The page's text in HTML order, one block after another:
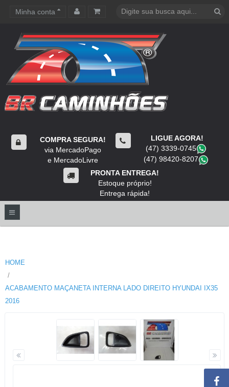
Minha conta
COMPRA SEGURA!
via MercadoPago
e MercadoLivre
LIGUE AGORA!
(47) 3339-0745
(47) 98420-8207
PRONTA ENTREGA!
Estoque próprio!
Entrega rápida!
HOME
ACABAMENTO MAÇANETA INTERNA LADO DIREITO HYUNDAI IX35
2016